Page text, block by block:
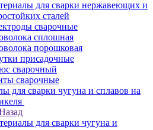
для сварки нержавеющих и
сталей
сварочные
сплошная
порошковая
присадочные
сварочный
сварочные
для сварки чугуна и сплавов на
для сварки чугуна и